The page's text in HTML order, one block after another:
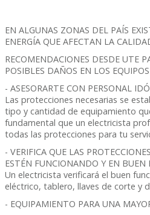
EN ALGUNAS ZONAS DEL PAÍS
ENERGÍA QUE AFECTAN LA
RECOMENDACIONES DESDE UTE
POSIBLES DAÑOS EN LOS
- ASESORARTE CON PERSONAL
Las protecciones necesarias se
tipo y cantidad de equipamiento
fundamental que un electricista
todas las protecciones para tu
- VERIFICA QUE LAS
ESTÉN FUNCIONANDO Y EN BUEN
Un electricista verificará el buen
eléctrico, tablero, llaves de corte y
- EQUIPAMIENTO PARA UNA